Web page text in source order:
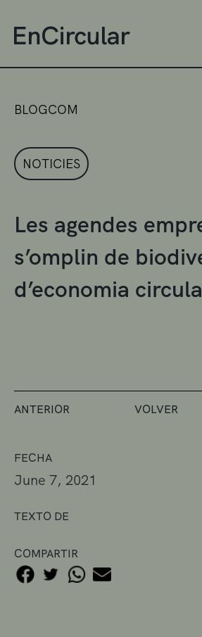
FECHA
June 7, 2021
TEXTO DE
COMPARTIR
BLOGCOM
NOTICIES
Les agendes
s’omplin de
d’economia
ANTERIOR VOLVER